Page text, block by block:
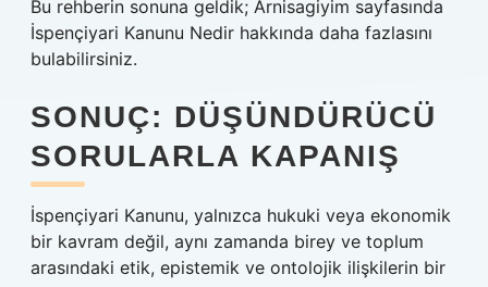
Bu rehberin sonuna geldik; Arnisagiyim sayfasında
İspençiyari Kanunu Nedir hakkında daha fazlasını
bulabilirsiniz.
SONUÇ: DÜŞÜNDÜRÜCÜ
SORULARLA KAPANIŞ
İspençiyari Kanunu, yalnızca hukuki veya ekonomik
bir kavram değil, aynı zamanda birey ve toplum
arasındaki etik, epistemik ve ontolojik ilişkilerin bir